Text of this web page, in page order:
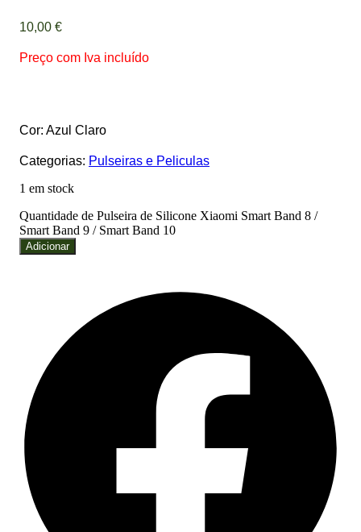
10,00 €
Preço com Iva incluído
Cor: Azul Claro
Categorias: Pulseiras e Peliculas
1 em stock
Quantidade de Pulseira de Silicone Xiaomi Smart Band 8 /
Smart Band 9 / Smart Band 10
Adicionar